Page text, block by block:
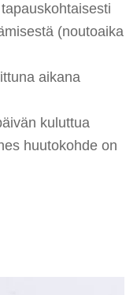
(noutoaika
aikana
kuluttua
huutokohde on